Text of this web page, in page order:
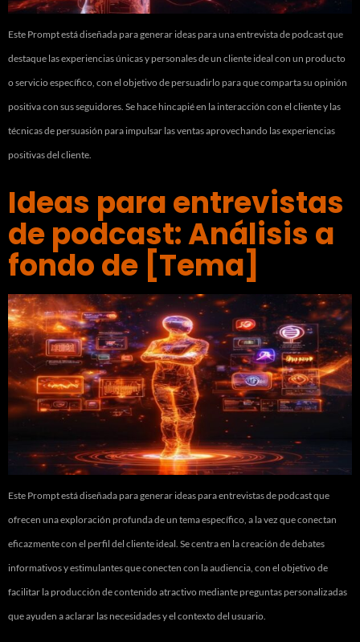
Este Prompt está diseñada para generar ideas para una entrevista de podcast que
destaque las experiencias únicas y personales de un cliente ideal con un producto
o servicio específico, con el objetivo de persuadirlo para que comparta su opinión
positiva con sus seguidores. Se hace hincapié en la interacción con el cliente y las
técnicas de persuasión para impulsar las ventas aprovechando las experiencias
positivas del cliente.
Ideas para entrevistas
de podcast: Análisis a
fondo de [Tema]
Este Prompt está diseñada para generar ideas para entrevistas de podcast que
ofrecen una exploración profunda de un tema específico, a la vez que conectan
eficazmente con el perfil del cliente ideal. Se centra en la creación de debates
informativos y estimulantes que conecten con la audiencia, con el objetivo de
facilitar la producción de contenido atractivo mediante preguntas personalizadas
que ayuden a aclarar las necesidades y el contexto del usuario.